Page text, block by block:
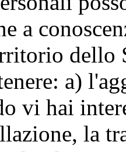
a
dello
a)
vi hai
la